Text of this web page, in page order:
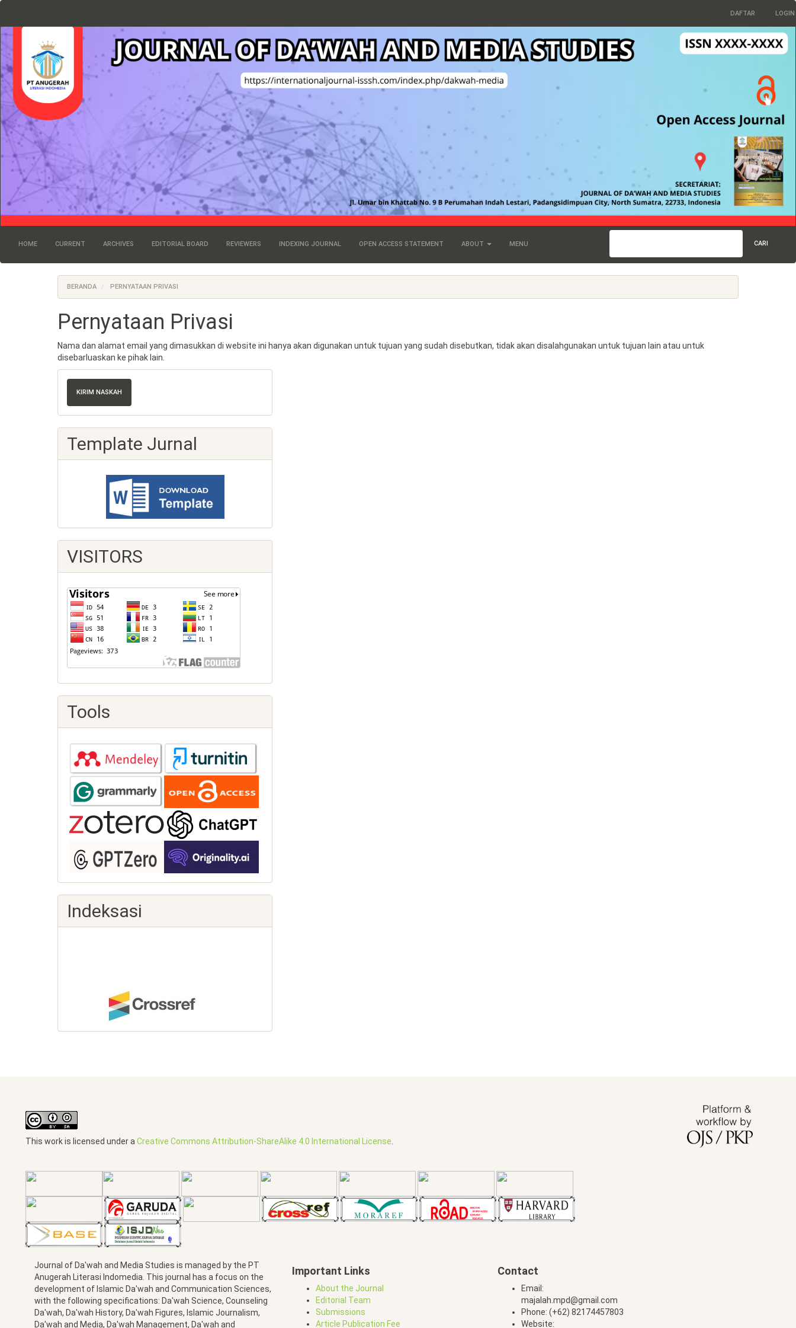
Isi
Utama
Bilah
Samping
DAFTAR LOGIN
HOME CURRENT ARCHIVES EDITORIAL BOARD REVIEWERS INDEXING JOURNAL OPEN ACCESS STATEMENT ABOUT MENU CARI
BERANDA PERNYATAAN PRIVASI
Pernyataan Privasi
Nama dan alamat email yang dimasukkan di website ini hanya akan digunakan untuk tujuan yang sudah disebutkan, tidak akan disalahgunakan untuk tujuan lain atau untuk
disebarluaskan ke pihak lain.
Kirim
Naskah
KIRIM NASKAH
Template Jurnal
VISITORS
Tools
Indeksasi
This work is licensed under a Creative Commons Attribution-ShareAlike 4.0 International License
Journal of Da'wah and Media Studies is managed by the PT
Anugerah Literasi Indomedia. This journal has a focus on the
development of Islamic Da'wah and Communication Sciences,
with the following specifications: Da'wah Science, Counseling
Da'wah, Da'wah History, Da'wah Figures, Islamic Journalism,
Da'wah and Media, Da'wah Management, Da'wah and
Important Links
About the Journal
Editorial Team
Submissions
Article Publication Fee
Contact
Email:
majalah.mpd@gmail.com
Phone: (+62) 82174457803
Website: